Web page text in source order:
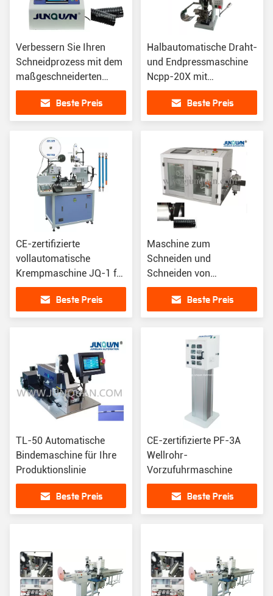
Verbessern Sie Ihren
Schneidprozess mit dem
maßgeschneiderten
Wellrohrschneidsystem
ZDQG-6800Beste Preis
Halbautomatische Draht-
und Endpressmaschine
Ncpp-20X mit
automatischer Größe
Beste Preis
CE-zertifizierte
vollautomatische
Krempmaschine JQ-1 für
kundenspezifisches
KrempelnBeste Preis
Maschine zum
Schneiden und
Schneiden von
Wellrohren mit
fortgeschrittener
Technologie ZDQG-6600
Beste Preis
TL-50 Automatische
Bindemaschine für Ihre
Produktionslinie
Beste Preis
CE-zertifizierte PF-3A
Wellrohr-
Vorzufuhrmaschine
Beste Preis